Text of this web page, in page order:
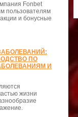
Fonbet
пользователям
и бонусные
ПО
И
жизни